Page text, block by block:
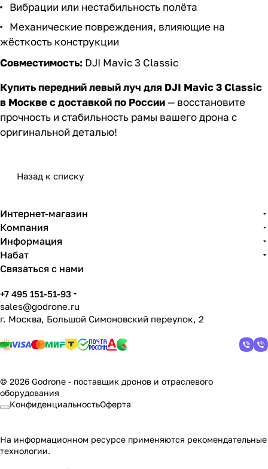
Вибрации или нестабильность полёта
Механические повреждения, влияющие на
жёсткость конструкции
Совместимость: DJI Mavic 3 Classic
Купить передний левый луч для DJI Mavic 3 Classic
в Москве с доставкой по России— восстановите
прочность и стабильность рамы вашего дрона с
оригинальной деталью!
Назад к списку
Интернет-магазин
Компания
Информация
Набат
Связаться с нами
+7 495 151-51-93
sales@godrone.ru
г. Москва, Большой Симоновский переулок, 2
© 2026 Godrone - поставщик дронов и отраслевого
оборудования
КонфиденциальностьОферта
На информационном ресурсе применяются рекомендательные
технологии.